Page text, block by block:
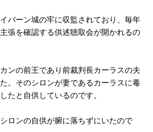
バーン城の牢に収監されており、毎年
張を確認する供述聴取会が開かれるの
ンの前王であり前裁判長カーラスの夫
。そのシロンが妻であるカーラスに毒
たと自供しているのです。
ロンの自供が腑に落ちずにいたので